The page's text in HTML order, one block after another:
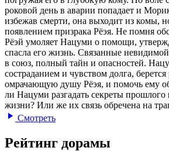
роковой день в аварии попадает и
избежав смерти, она выходит из комы,
появлением призрака Рёэя. Не помня
Рёэй умоляет Нацуми о помощи,
спасла его жизнь. Связанные
в союз, полный тайн и опасностей.
состраданием и чувством долга, берется
омрачающую душу Рёэя, и помочь ему
ли Нацуми разгадать секреты прошлого
жизни? Или же их связь обречена на
Смотреть
Рейтинг дорамы